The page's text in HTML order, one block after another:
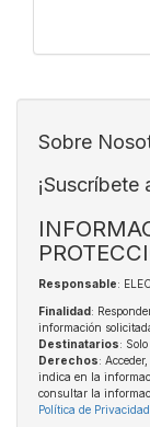
Sobre
¡Suscríbete
Responsable:
Finalidad:
información
Destinatarios:
Derechos:
indica en la
consultar la
Política de Privacidad